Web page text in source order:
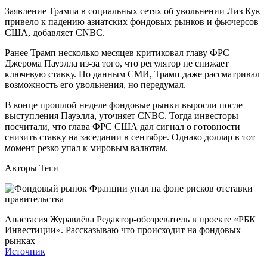
Заявление Трампа в социальных сетях об увольнении Лиз Кук
привело к падению азиатских фондовых рынков и фьючерсов
США, добавляет CNBC.
Ранее Трамп несколько месяцев критиковал главу ФРС
Джерома Пауэлла из-за того, что регулятор не снижает
ключевую ставку. По данным СМИ, Трамп даже рассматривал
возможность его увольнения, но передумал.
В конце прошлой неделе фондовые рынки выросли после
выступления Пауэлла, уточняет CNBC. Тогда инвесторы
посчитали, что глава ФРС США дал сигнал о готовности
снизить ставку на заседании в сентябре. Однако доллар в тот
момент резко упал к мировым валютам.
Авторы Теги
Анастасия Журавлёва Редактор-обозреватель в проекте «РБК
Инвестиции». Рассказываю что происходит на фондовых
рынках
Источник